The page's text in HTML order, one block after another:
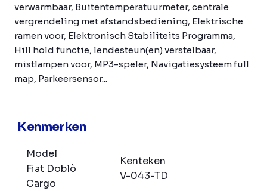
verwarmbaar, Buitentemperatuurmeter, centrale
vergrendeling met afstandsbediening, Elektrische
ramen voor, Elektronisch Stabiliteits Programma,
Hill hold functie, lendesteun(en) verstelbaar,
mistlampen voor, MP3-speler, Navigatiesysteem full
map, Parkeersensor...
Kenmerken
Model
Fiat Doblò
Cargo
Kenteken
V-043-TD